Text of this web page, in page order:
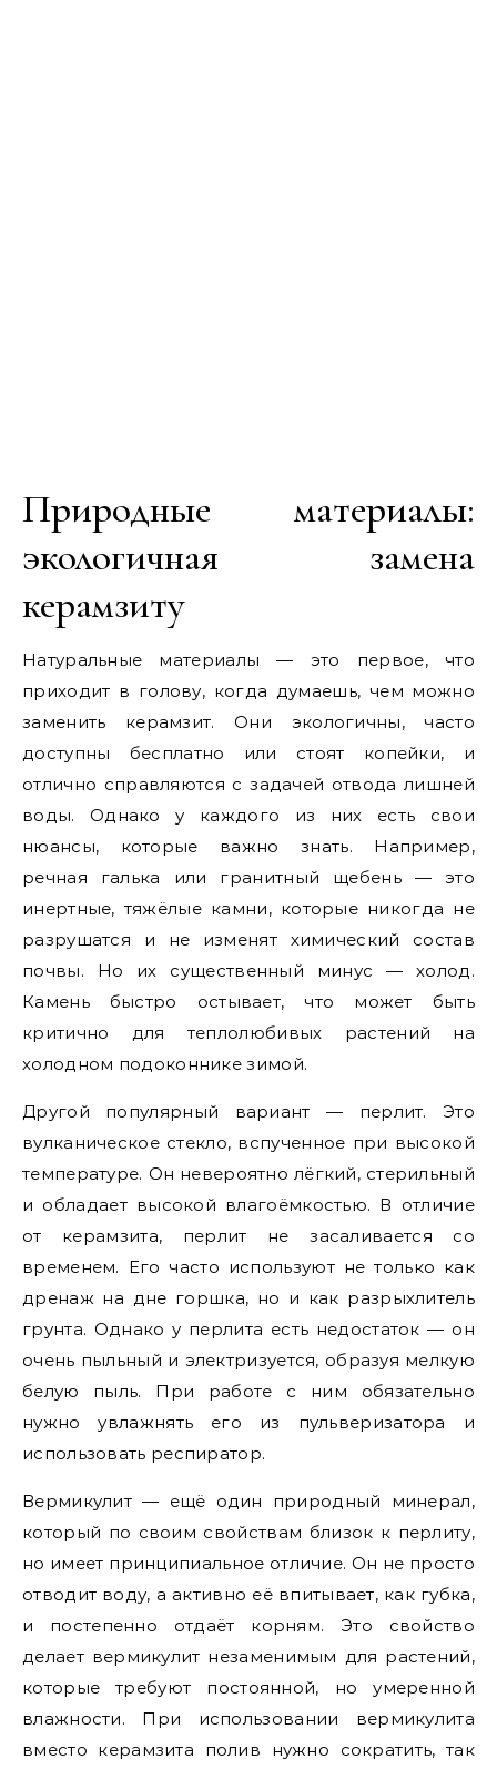
Природные материалы:
экологичная замена
керамзиту
Натуральные материалы — это первое, что
приходит в голову, когда думаешь, чем можно
заменить керамзит. Они экологичны, часто
доступны бесплатно или стоят копейки, и
отлично справляются с задачей отвода лишней
воды. Однако у каждого из них есть свои
нюансы, которые важно знать. Например,
речная галька или гранитный щебень — это
инертные, тяжёлые камни, которые никогда не
разрушатся и не изменят химический состав
почвы. Но их существенный минус — холод.
Камень быстро остывает, что может быть
критично для теплолюбивых растений на
холодном подоконнике зимой.
Другой популярный вариант — перлит. Это
вулканическое стекло, вспученное при высокой
температуре. Он невероятно лёгкий, стерильный
и обладает высокой влагоёмкостью. В отличие
от керамзита, перлит не засаливается со
временем. Его часто используют не только как
дренаж на дне горшка, но и как разрыхлитель
грунта. Однако у перлита есть недостаток — он
очень пыльный и электризуется, образуя мелкую
белую пыль. При работе с ним обязательно
нужно увлажнять его из пульверизатора и
использовать респиратор.
Вермикулит — ещё один природный минерал,
который по своим свойствам близок к перлиту,
но имеет принципиальное отличие. Он не просто
отводит воду, а активно её впитывает, как губка,
и постепенно отдаёт корням. Это свойство
делает вермикулит незаменимым для растений,
которые требуют постоянной, но умеренной
влажности. При использовании вермикулита
вместо керамзита полив нужно сократить, так